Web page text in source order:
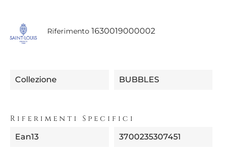
Riferimento 1630019000002
Collezione BUBBLES
Riferimenti Specifici
Ean13 3700235307451